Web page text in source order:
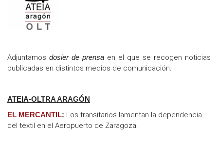
Adjuntamos dosier de prensa en el que se recogen noticias
publicadas en distintos medios de comunicación:
ATEIA-OLTRA ARAGÓN
EL MERCANTIL: Los transitarios lamentan la dependencia
del textil en el Aeropuerto de Zaragoza.